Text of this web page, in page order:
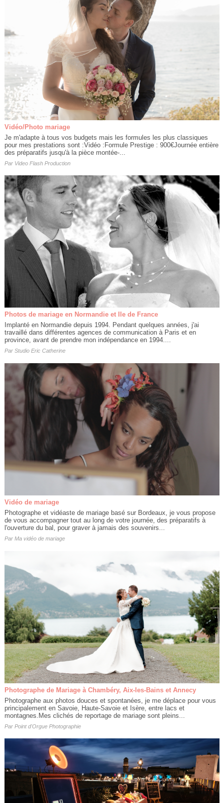
Vidéo/Photo mariage
Je m'adapte à tous vos budgets mais les formules les plus classiques
pour mes prestations sont :Vidéo :Formule Prestige : 900€Journée entière
des préparatifs jusqu'à la pièce montée-...
Par Video Flash Production
Photos de mariage en Normandie et Ile de France
Implanté en Normandie depuis 1994. Pendant quelques années, j'ai
travaillé dans différentes agences de communication à Paris et en
province, avant de prendre mon indépendance en 1994....
Par Studio Eric Catherine
Vidéo de mariage
Photographe et vidéaste de mariage basé sur Bordeaux, je vous propose
de vous accompagner tout au long de votre journée, des préparatifs à
l'ouverture du bal, pour graver à jamais des souvenirs...
Par Ma vidéo de mariage
Photographe de Mariage à Chambéry, Aix-les-Bains et Annecy
Photographe aux photos douces et spontanées, je me déplace pour vous
principalement en Savoie, Haute-Savoie et Isère, entre lacs et
montagnes.Mes clichés de reportage de mariage sont pleins...
Par Point d'Orgue Photographie